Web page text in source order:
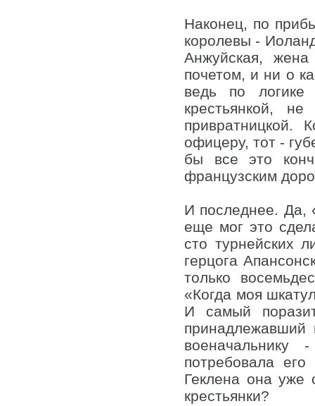
Наконец, по
королевы -
Анжуйская,
почетом, и ни о
ведь по
крестьянкой,
привратницкой.
офицеру, тот -
бы все это
французским
И последнее. Да,
еще мог это
сто турнейских
герцога
только
«Когда моя
И самый
принадлежавший
потребовала
Геклена она уже
крестьянки?